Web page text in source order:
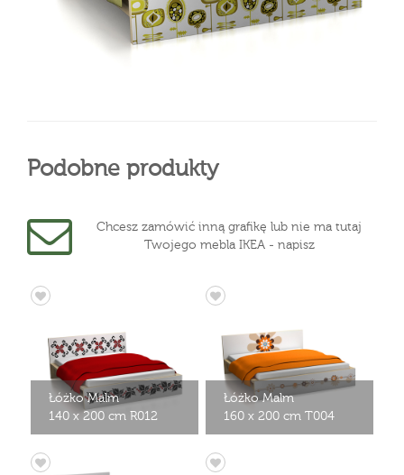
Podobne produkty
Chcesz zamówić inną grafikę lub nie ma tutaj
Twojego mebla IKEA - napisz
Łóżko Malm
140 x 200 cm R012
Łóżko Malm
160 x 200 cm T004